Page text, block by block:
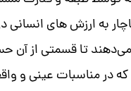
به ارزش های انسانی
تا قسمتی از آن
که در مناسبات عینی و